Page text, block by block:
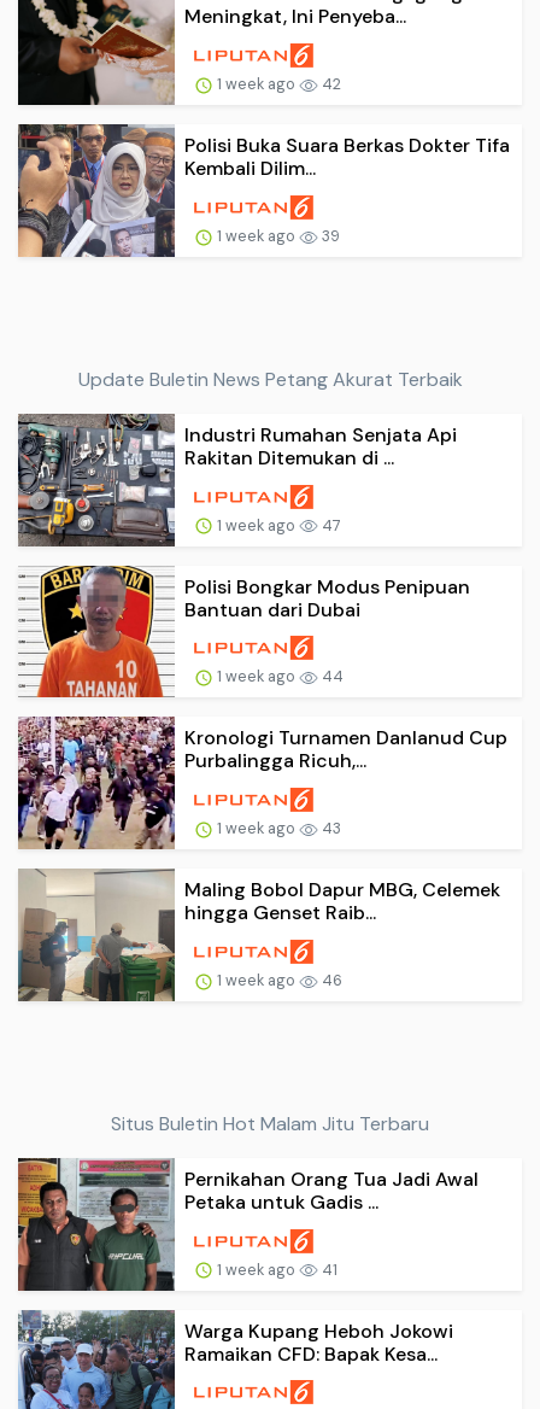
Meningkat, Ini Penyeba...
1 week ago 42
Polisi Buka Suara Berkas Dokter Tifa
Kembali Dilim...
1 week ago 39
Update Buletin News Petang Akurat Terbaik
Industri Rumahan Senjata Api
Rakitan Ditemukan di ...
1 week ago 47
Polisi Bongkar Modus Penipuan
Bantuan dari Dubai
1 week ago 44
Kronologi Turnamen Danlanud Cup
Purbalingga Ricuh,...
1 week ago 43
Maling Bobol Dapur MBG, Celemek
hingga Genset Raib...
1 week ago 46
Situs Buletin Hot Malam Jitu Terbaru
Pernikahan Orang Tua Jadi Awal
Petaka untuk Gadis ...
1 week ago 41
Warga Kupang Heboh Jokowi
Ramaikan CFD: Bapak Kesa...